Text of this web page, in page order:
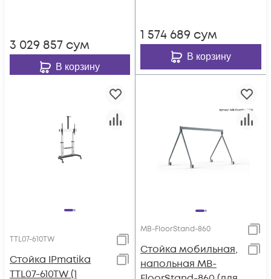
3 029 857 сум
В корзину
1 574 689 сум
В корзину
TTL07-610TW
Стойка IPmatika
TTL07-610TW (1
MB-FloorStand-860
Стойка мобильная,
напольная MB-